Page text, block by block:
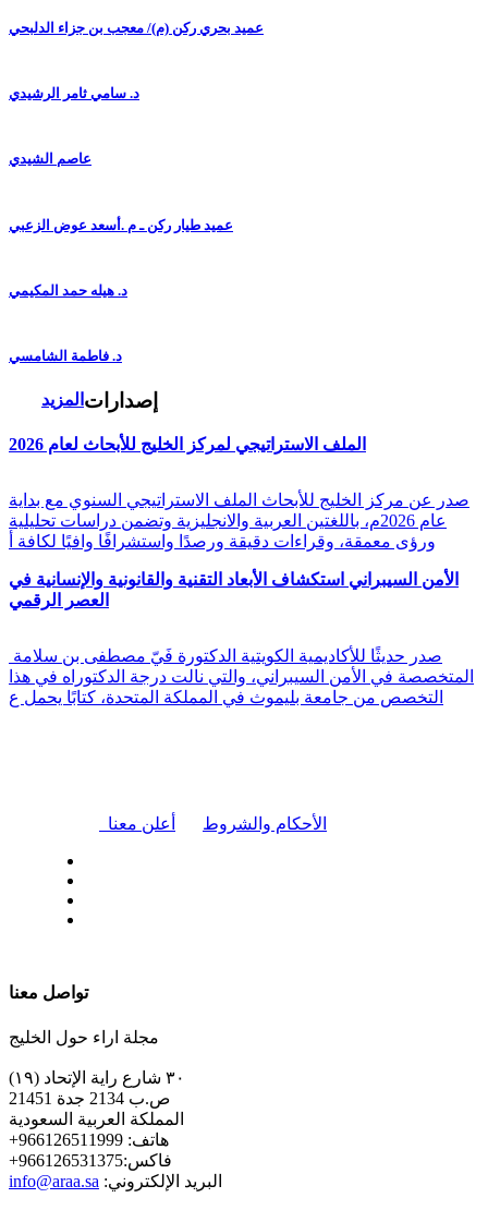
عميد بحري ركن (م)/ معجب بن جزاء الدلبحي
د. سامي ثامر الرشيدي
عاصم الشيدي
عميد طيار ركن ـ م .أسعد عوض الزعبي
د. هيله حمد المكيمي
د. فاطمة الشامسي
المزيد إصدارات
الملف الاستراتيجي لمركز الخليج للأبحاث لعام 2026
صدر عن مركز الخليج للأبحاث الملف الاستراتيجي السنوي مع بداية
عام 2026م، باللغتين العربية والانجليزية وتضمن دراسات تحليلية
ورؤى معمقة، وقراءات دقيقة ورصدًا واستشرافًا وافيًا لكافة أ
الأمن السيبراني استكشاف الأبعاد التقنية والقانونية والإنسانية في
العصر الرقمي
المتخصصة في الأمن السيبراني، والتي نالت درجة الدكتوراه في هذا
التخصص من جامعة بليموث في المملكة المتحدة، كتابًا يحمل ع
أعلن معنا الأحكام والشروط
تواصل معنا
مجلة اراء حول الخليج
٣٠ شارع راية الإتحاد (١٩)
ص.ب 2134 جدة 21451
المملكة العربية السعودية
+هاتف: 966126511999
+فاكس:966126531375
info@araa.sa :البريد الإلكتروني